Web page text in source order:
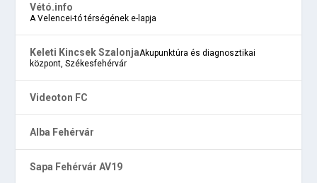
Vétó.info
A Velencei-tó térségének e-lapja
Keleti Kincsek SzalonjaAkupunktúra és diagnosztikai
központ, Székesfehérvár
Videoton FC
Alba Fehérvár
Sapa Fehérvár AV19